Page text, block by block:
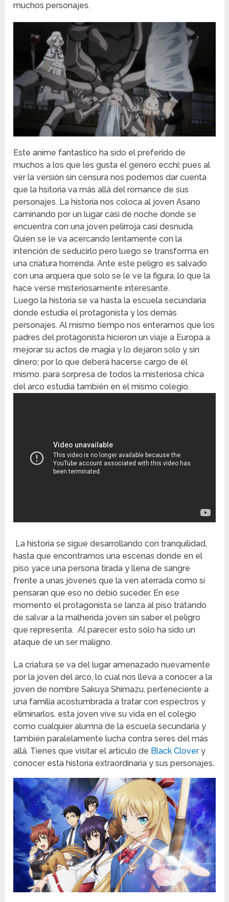
muchos personajes.
Este anime fantastico ha sido el preferido de
muchos a los que les gusta el genero ecchi; pues al
ver la versión sin censura nos podemos dar cuenta
que la hsitoria va más allá del romance de sus
personajes. La historia nos coloca al joven Asano
caminando por un lugar casi de noche donde se
encuentra con una joven pelirroja casi desnuda.
Quien se le va acercando lentamente con la
intención de seducirlo pero luego se transforma en
una criatura horrenda. Ante este peligro es salvado
con una arquera que solo se le ve la figura, lo que la
hace verse misteriosamente interesante.
Luego la historia se va hasta la escuela secundaria
donde estudia el protagonista y los demás
personajes. Al mismo tiempo nos enteramos que los
padres del protagonista hicieron un viaje a Europa a
mejorar su actos de magia y lo dejaron solo y sin
dinero; por lo que deberá hacerse cargo de él
mismo. para sorpresa de todos la misteriosa chica
del arco estudia también en el mismo colegio.
La historia se sigue desarrollando con tranquilidad,
hasta que encontramos una escenas donde en el
piso yace una persona tirada y llena de sangre
frente a unas jóvenes que la ven aterrada como si
pensaran que eso no debió suceder. En ese
momento el protagonista se lanza al piso tratando
de salvar a la malherida joven sin saber el peligro
que representa. Al parecer esto sólo ha sido un
ataque de un ser maligno.
La criatura se va del lugar amenazado nuevamente
por la joven del arco, lo cual nos lleva a conocer a la
joven de nombre Sakuya Shimazu, perteneciente a
una familia acostumbrada a tratar con espectros y
eliminarlos. esta joven vive su vida en el colegio
como cualquier alumna de la escuela secundaria y
también paralelamente lucha contra seres del más
allá. Tienes que visitar el artículo de Black Clovery
conocer esta historia extraordinaria y sus personajes.